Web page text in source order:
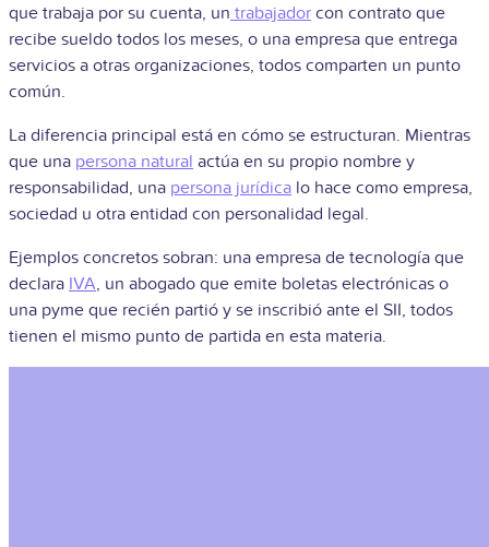
que trabaja por su cuenta, un trabajador con contrato que
recibe sueldo todos los meses, o una empresa que entrega
servicios a otras organizaciones, todos comparten un punto
común.
La diferencia principal está en cómo se estructuran. Mientras
que una persona natural actúa en su propio nombre y
responsabilidad, una persona jurídica lo hace como empresa,
sociedad u otra entidad con personalidad legal.
Ejemplos concretos sobran: una empresa de tecnología que
declara IVA, un abogado que emite boletas electrónicas o
una pyme que recién partió y se inscribió ante el SII, todos
tienen el mismo punto de partida en esta materia.